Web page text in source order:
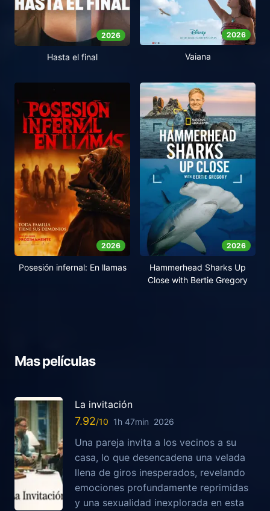
2026
Hasta el final
2026
Vaiana
2026
Posesión infernal: En llamas
2026
Hammerhead Sharks Up
Close with Bertie Gregory
Mas películas
La invitación
7.92 1h 47min 2026
Una pareja invita a los vecinos a su
casa, lo que desencadena una velada
llena de giros inesperados, revelando
emociones profundamente reprimidas
y una sexualidad inexplorada en esta